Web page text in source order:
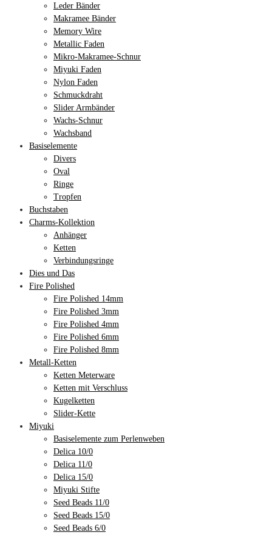
Leder Bänder
Makramee Bänder
Memory Wire
Metallic Faden
Mikro-Makramee-Schnur
Miyuki Faden
Nylon Faden
Schmuckdraht
Slider Armbänder
Wachs-Schnur
Wachsband
Basiselemente
Divers
Oval
Ringe
Tropfen
Buchstaben
Charms-Kollektion
Anhänger
Ketten
Verbindungsringe
Dies und Das
Fire Polished
Fire Polished 14mm
Fire Polished 3mm
Fire Polished 4mm
Fire Polished 6mm
Fire Polished 8mm
Metall-Ketten
Ketten Meterware
Ketten mit Verschluss
Kugelketten
Slider-Kette
Miyuki
Basiselemente zum Perlenweben
Delica 10/0
Delica 11/0
Delica 15/0
Miyuki Stifte
Seed Beads 11/0
Seed Beads 15/0
Seed Beads 6/0